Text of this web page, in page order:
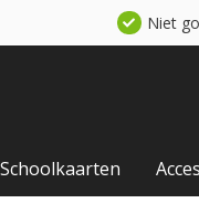
Niet
Schoolkaarten